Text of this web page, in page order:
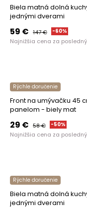
Biela matná dolná
jednými dverami
59 € 147€ -60%
Najnižšia cena za
Rýchle doručenie
Front na umývačku 45
panelom - biely mat
29 € 58€ -50%
Najnižšia cena za
Rýchle doručenie
Biela matná dolná
jednými dverami